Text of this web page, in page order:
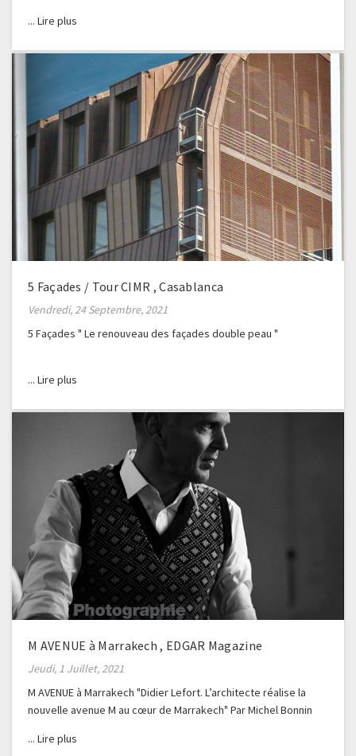
5 Façades / Tour CIMR , Casablanca
Vendredi, 24 Septembre, 2021
5 Façades " Le renouveau des façades double peau "
M AVENUE à Marrakech , EDGAR Magazine
Jeudi, 1 Juillet, 2021
M AVENUE à Marrakech "Didier Lefort. L’architecte réalise la
nouvelle avenue M au cœur de Marrakech" Par Michel Bonnin